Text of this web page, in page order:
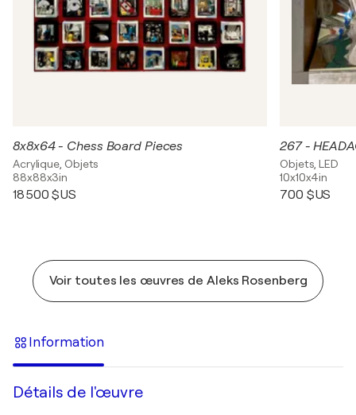
8x8x64 - Chess Board Pieces
Acrylique, Objets
88x88x3in
18 500 $US
267 -
Objets, LED
10x10x4in
700 $US
Voir toutes les œuvres de Aleks Rosenberg
Information
Détails de l'œuvre